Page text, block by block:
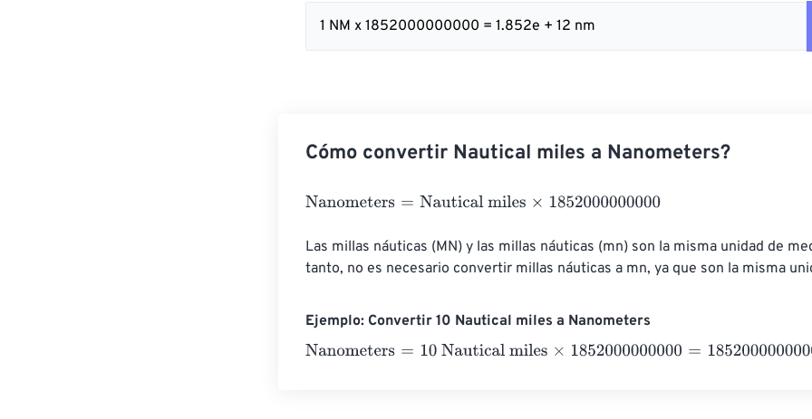
1 NM x 1852000000000 = 1.852e + 12 nm
Cómo convertir Nautical miles a Nanometers?
Nanometers= Nautical miles ×1852000000000
Las millas náuticas (MN) y las millas náuticas (mn) son la misma unidad de
tanto, no es necesario convertir millas náuticas a mn, ya que son la misma
Ejemplo: Convertir 10 Nautical miles a Nanometers
Nanometers= 10 Nautical miles ×1852000000000=18520000000000